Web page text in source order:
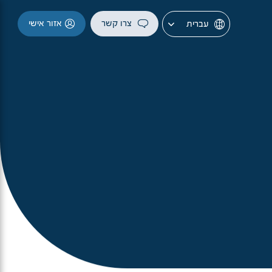
עברית צרו קשר אזור אישי